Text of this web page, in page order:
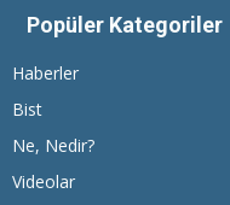
Popüler Kategoriler
Haberler
Bist
Ne, Nedir?
Videolar